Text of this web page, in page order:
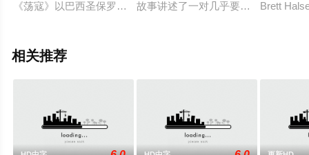
《荡寇》以巴西圣保罗市区一处传统的东洋街区为背景，讲述
故事讲述了一对几乎要离婚的夫妇在
Brett
相关推荐